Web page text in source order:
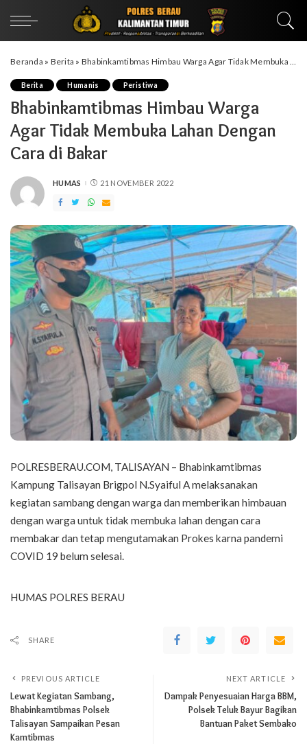
Beranda » Berita » Bhabinkamtibmas Himbau Warga Agar Tidak Membuka Lahan Dengan Cara di Bakar
Berita Humanis Peristiwa
Bhabinkamtibmas Himbau Warga
Agar Tidak Membuka Lahan Dengan
Cara di Bakar
POSTED
HUMAS 21 NOVEMBER 2022
POLRESBERAU.COM, TALISAYAN – Bhabinkamtibmas
Kampung Talisayan Brigpol N.Syaiful A melaksanakan
kegiatan sambang dengan warga dan memberikan himbauan
dengan warga untuk tidak membuka lahan dengan cara
membakar dan tetap mengutamakan Prokes karna pandemi
COVID 19 belum selesai.
HUMAS POLRES BERAU
SHARE
PREVIOUS ARTICLE
Lewat Kegiatan Sambang,
Bhabinkamtibmas Polsek
Talisayan Sampaikan Pesan
Kamtibmas
NEXT ARTICLE
Dampak Penyesuaian Harga BBM,
Polsek Teluk Bayur Bagikan
Bantuan Paket Sembako